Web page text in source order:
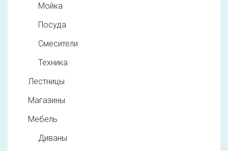
Мойка
Посуда
Смесители
Техника
Лестницы
Магазины
Мебель
Диваны